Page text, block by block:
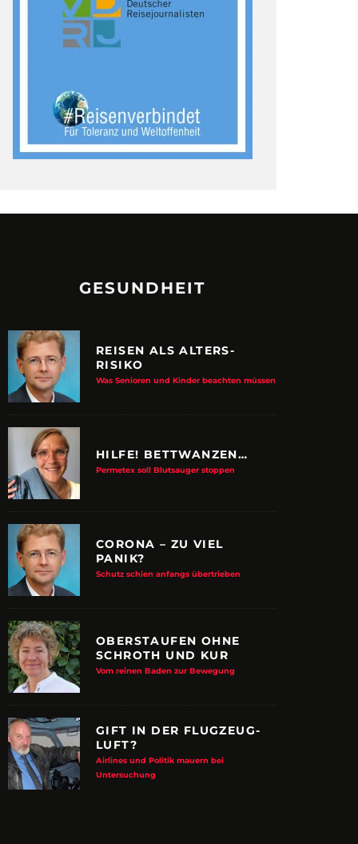
MACHER
System werden Reisen sicherer
ZUPANCIC
GESUNDHEIT
REISEN ALS ALTERS-
RISIKO
Was Senioren und Kinder beachten müssen
HILFE! BETTWANZEN…
Permetex soll Blutsauger stoppen
CORONA – ZU VIEL
PANIK?
Schutz schien anfangs übertrieben
OBERSTAUFEN OHNE
SCHROTH UND KUR
Vom reinen Baden zur Bewegung
GIFT IN DER FLUGZEUG-
LUFT?
Airlines und Politik mauern bei
Untersuchung